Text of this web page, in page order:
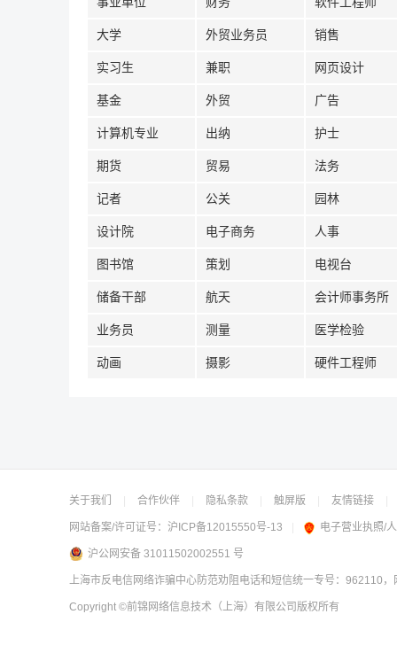
大学 外贸业务员 销售
实习生 兼职 网页设计
基金 外贸 广告
计算机专业 出纳 护士
期货 贸易 法务
记者 公关 园林
设计院 电子商务 人事
图书馆 策划 电视台
储备干部 航天 会计师事务所
业务员 测量 医学检验
动画 摄影 硬件工程师
关于我们 合作伙伴 隐私条款 触屏版 友情链接
网站备案/许可证号： 沪ICP备12015550号-13 电子营业执照/
沪公网安备 31011502002551 号
上海市反电信网络诈骗中心防范劝阻电话和短信统一专号：962110
Copyright ©前锦网络信息技术（上海）有限公司 版权所有